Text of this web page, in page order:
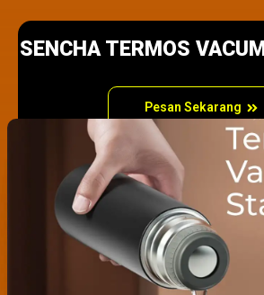
SENCHA TERMOS
Pesan Sekarang